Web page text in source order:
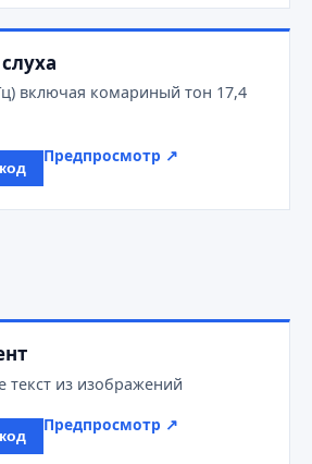
включая комариный тон 17,4
Предпросмотр ↗
текст из изображений
Предпросмотр ↗